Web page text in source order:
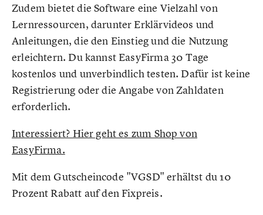
Zudem bietet die Software eine Vielzahl von
Lernressourcen, darunter Erklärvideos und
Anleitungen, die den Einstieg und die Nutzung
erleichtern. Du kannst EasyFirma 30 Tage
kostenlos und unverbindlich testen. Dafür ist keine
Registrierung oder die Angabe von Zahldaten
erforderlich.
Interessiert? Hier geht es zum Shop von
EasyFirma.
Mit dem Gutscheincode "VGSD" erhältst du 10
Prozent Rabatt auf den Fixpreis.